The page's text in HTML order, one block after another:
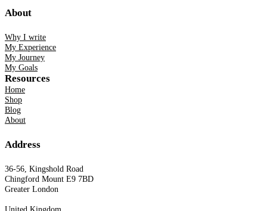
About
Why I write
My Experience
My Journey
My Goals
Resources
Home
Shop
Blog
About
Address
36-56, Kingshold Road
Chingford Mount E9 7BD
Greater London